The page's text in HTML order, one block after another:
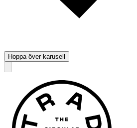
Hoppa över karusell